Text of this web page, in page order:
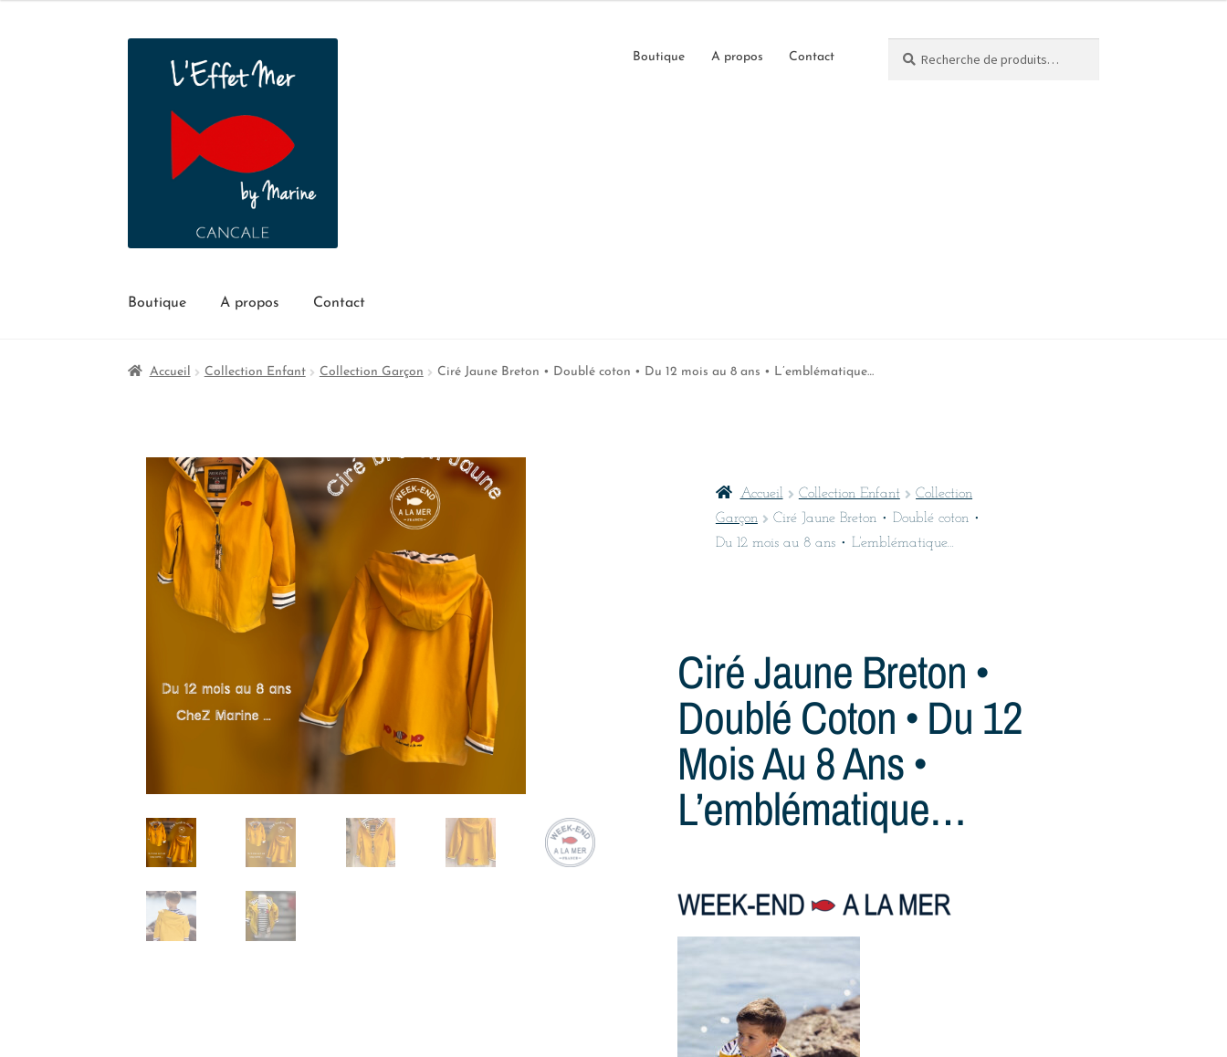
Boutique A propos Contact
Boutique A propos Contact
Accueil Collection Enfant Collection Garçon Ciré Jaune Breton • Doublé coton • Du 12 mois au 8 ans • L’emblématique…
Accueil Collection Enfant
Collection
Garçon
Ciré Jaune Breton • Doublé coton •
Du 12 mois au 8 ans • L’emblématique…
Ciré Jaune Breton •
Doublé Coton • Du 12
Mois Au 8 Ans •
L’emblématique…